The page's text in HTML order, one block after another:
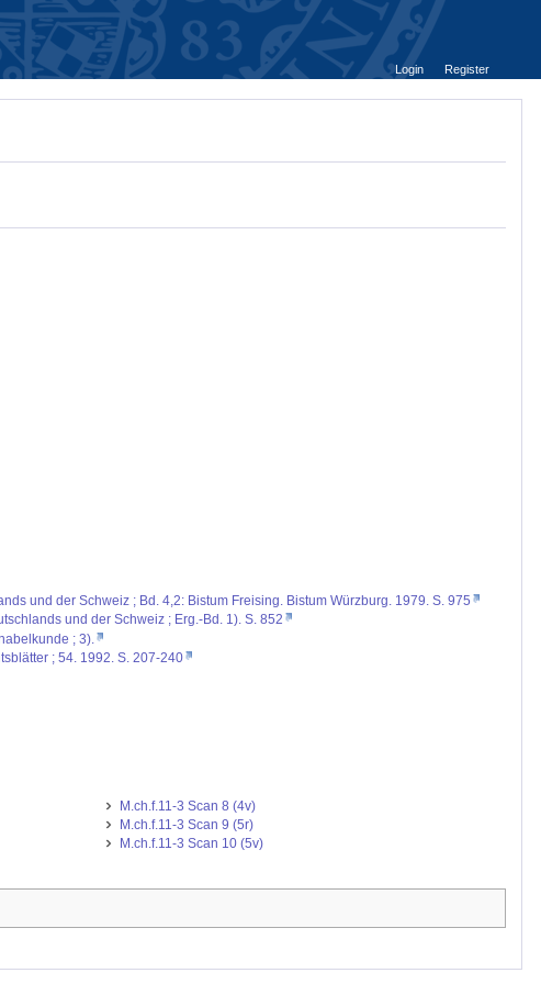
Login
Register
und der Schweiz ; Bd. 4,2: Bistum Freising. Bistum Würzburg. 1979. S. 975
und der Schweiz ; Erg.-Bd. 1). S. 852
; 3).
; 54. 1992. S. 207-240
M.ch.f.11-3 Scan 8 (4v)
M.ch.f.11-3 Scan 9 (5r)
M.ch.f.11-3 Scan 10 (5v)